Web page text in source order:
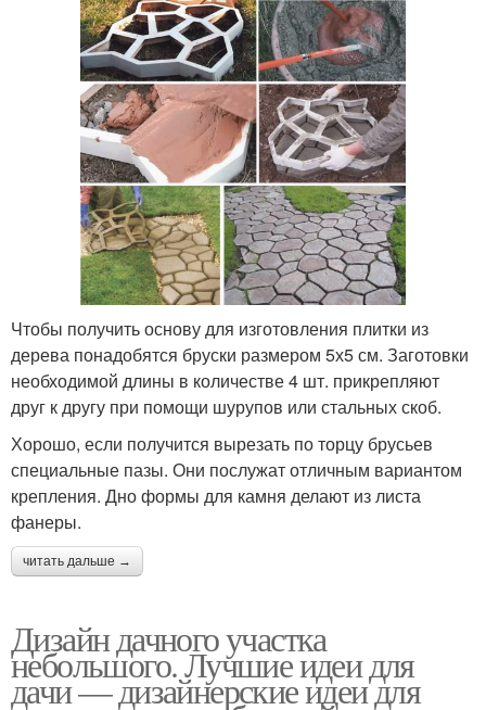
Чтобы получить основу для изготовления плитки из
дерева понадобятся бруски размером 5х5 см. Заготовки
необходимой длины в количестве 4 шт. прикрепляют
друг к другу при помощи шурупов или стальных скоб.
Хорошо, если получится вырезать по торцу брусьев
специальные пазы. Они послужат отличным вариантом
крепления. Дно формы для камня делают из листа
фанеры.
читать дальше →
Дизайн дачного участка
небольшого. Лучшие идеи для
дачи — дизайнерские идеи для